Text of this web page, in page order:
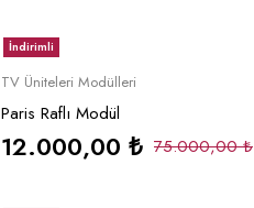
İndirimli
TV Üniteleri Modülleri
Paris Raflı Modül
75.000,00₺
12.000,00 ₺